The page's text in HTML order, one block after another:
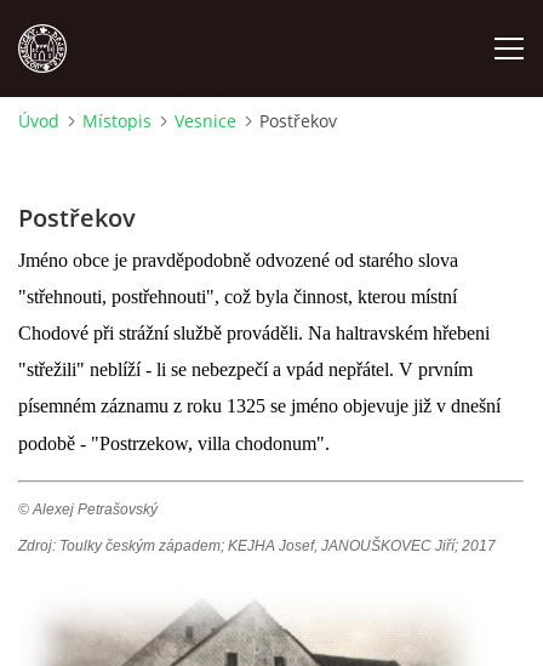
NÁRODOPIS
OSOBNOSTI
OSTATNÍ
ODKAZY
O NÁS
Úvod Místopis Vesnice Postřekov
Postřekov
Jméno obce je pravděpodobně odvozené od starého slova
"střehnouti, postřehnouti", což byla činnost, kterou místní
Chodové při strážní službě prováděli. Na haltravském hřebeni
"střežili" neblíží - li se nebezpečí a vpád nepřátel. V prvním
písemném záznamu z roku 1325 se jméno objevuje již v dnešní
podobě - "Postrzekow, villa chodonum".
© Alexej Petrašovský
Zdroj: Toulky českým západem; KEJHA Josef, JANOUŠKOVEC Jiří; 2017